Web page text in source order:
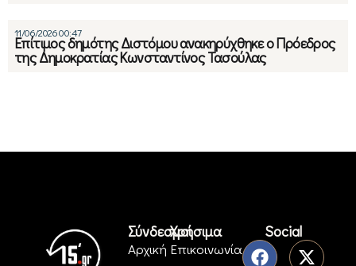
11/06/2026 00:47
Επίτιμος δημότης Διστόμου ανακηρύχθηκε ο Πρόεδρος
της Δημοκρατίας Κωνσταντίνος Τασούλας
Σύνδεσμοι
Αρχική
Χρήσιμα
Επικοινωνία
Social